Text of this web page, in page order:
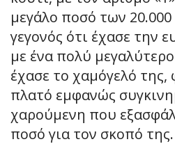
μεγάλο ποσό των
γεγονός ότι έχασε την
με ένα πολύ
έχασε το χαμόγελό
πλατό εμφανώς
χαρούμενη που
ποσό για τον σκοπό της.